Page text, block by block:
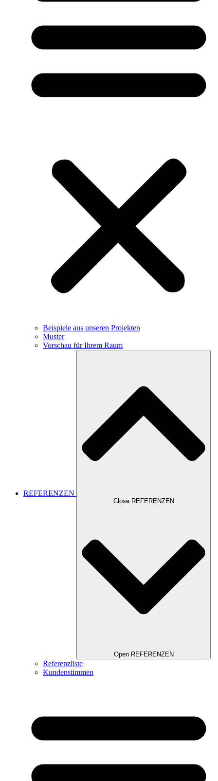
Beispiele aus unseren Projekten
Muster
Vorschau für Ihrem Raum
REFERENZEN
Close REFERENZEN
Open REFERENZEN
Referenzliste
Kundenstimmen